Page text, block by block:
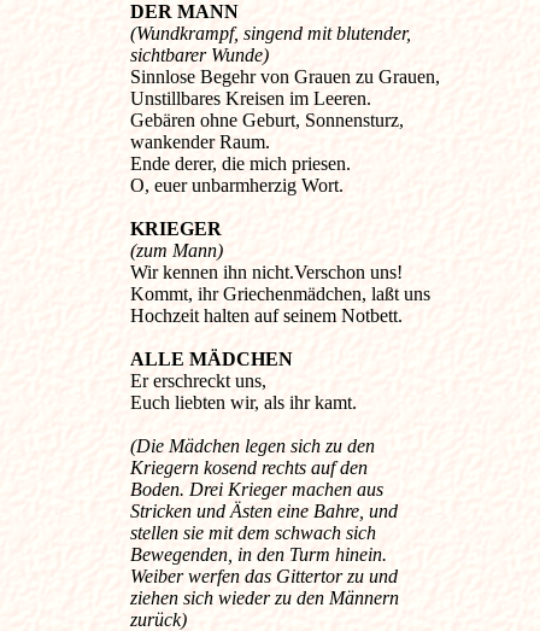
DER MANN
(Wundkrampf, singend mit blutender,
sichtbarer Wunde)
Sinnlose Begehr von Grauen zu Grauen,
Unstillbares Kreisen im Leeren.
Gebären ohne Geburt, Sonnensturz,
wankender Raum.
Ende derer, die mich priesen.
O, euer unbarmherzig Wort.
KRIEGER
(zum Mann)
Wir kennen ihn nicht.Verschon uns!
Kommt, ihr Griechenmädchen, laßt uns
Hochzeit halten auf seinem Notbett.
ALLE MÄDCHEN
Er erschreckt uns,
Euch liebten wir, als ihr kamt.
(Die Mädchen legen sich zu den
Kriegern kosend rechts auf den
Boden. Drei Krieger machen aus
Stricken und Ästen eine Bahre, und
stellen sie mit dem schwach sich
Bewegenden, in den Turm hinein.
Weiber werfen das Gittertor zu und
ziehen sich wieder zu den Männern
zurück)